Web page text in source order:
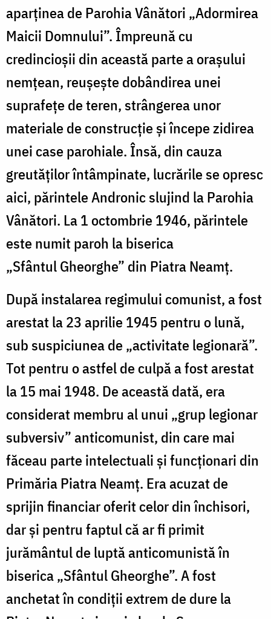
aparținea de Parohia Vânători „Adormirea
Maicii Domnului”. Împreună cu
credincioșii din această parte a orașului
nemțean, reușește dobândirea unei
suprafețe de teren, strângerea unor
materiale de construcție și începe zidirea
unei case parohiale. Însă, din cauza
greutăților întâmpinate, lucrările se opresc
aici, părintele Andronic slujind la Parohia
Vânători. La 1 octombrie 1946, părintele
este numit paroh la biserica
„Sfântul Gheorghe” din Piatra Neamț.
După instalarea regimului comunist, a fost
arestat la 23 aprilie 1945 pentru o lună,
sub suspiciunea de „activitate legionară”.
Tot pentru o astfel de culpă a fost arestat
la 15 mai 1948. De această dată, era
considerat membru al unui „grup legionar
subversiv” anticomunist, din care mai
făceau parte intelectuali și funcționari din
Primăria Piatra Neamț. Era acuzat de
sprijin financiar oferit celor din închisori,
dar și pentru faptul că ar fi primit
jurământul de luptă anticomunistă în
biserica „Sfântul Gheorghe”. A fost
anchetat în condiții extrem de dure la